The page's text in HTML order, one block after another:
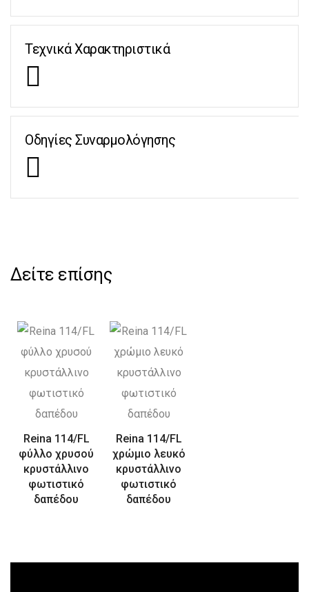
Τεχνικά Χαρακτηριστικά
Οδηγίες Συναρμολόγησης
Δείτε επίσης
Reina 114/FL
φύλλο χρυσού
κρυστάλλινο
φωτιστικό
δαπέδου
Reina 114/FL
χρώμιο λευκό
κρυστάλλινο
φωτιστικό
δαπέδου